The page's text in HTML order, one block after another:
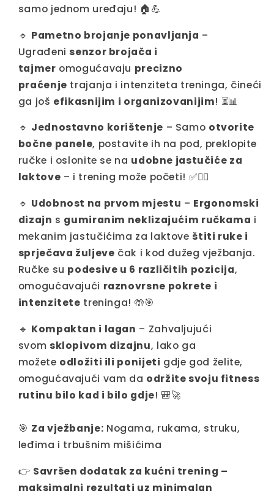
samo jednom uređaju! 🏠💪
🔹 Pametno brojanje ponavljanja –
Ugrađeni senzor brojača i
tajmer omogućavaju precizno
praćenje trajanja i intenziteta treninga, čineći
ga još efikasnijim i organizovanijim! ⏳📊
🔹 Jednostavno korištenje – Samo otvorite
bočne panele, postavite ih na pod, preklopite
ručke i oslonite se na udobne jastučiće za
laktove – i trening može početi! ✅🏃‍♂️
🔹 Udobnost na prvom mjestu – Ergonomski
dizajn s gumiranim neklizajućim ručkama i
mekanim jastučićima za laktove štiti ruke i
sprječava žuljeve čak i kod dužeg vježbanja.
Ručke su podesive u 6 različitih pozicija,
omogućavajući raznovrsne pokrete i
intenzitete treninga! 🤲🎯
🔹 Kompaktan i lagan – Zahvaljujući
svom sklopivom dizajnu, lako ga
možete odložiti ili ponijeti gdje god želite,
omogućavajući vam da održite svoju fitness
rutinu bilo kad i bilo gdje! 🎒🚀
🎯 Za vježbanje: Nogama, rukama, struku,
leđima i trbušnim mišićima
👉 Savršen dodatak za kućni trening –
maksimalni rezultati uz minimalan